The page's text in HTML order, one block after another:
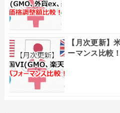
【月次更新】
ーマンス比較！